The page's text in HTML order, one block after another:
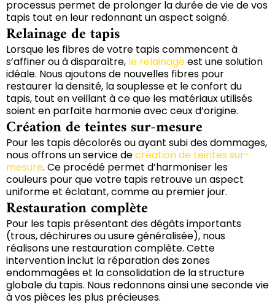
processus permet de prolonger la durée de vie de vos
tapis tout en leur redonnant un aspect soigné.
Relainage de tapis
Lorsque les fibres de votre tapis commencent à
s’affiner ou à disparaître, le relainageest une solution
idéale. Nous ajoutons de nouvelles fibres pour
restaurer la densité, la souplesse et le confort du
tapis, tout en veillant à ce que les matériaux utilisés
soient en parfaite harmonie avec ceux d’origine.
Création de teintes sur-mesure
Pour les tapis décolorés ou ayant subi des dommages,
nous offrons un service decréation de teintes sur-
mesure. Ce procédé permet d’harmoniser les
couleurs pour que votre tapis retrouve un aspect
uniforme et éclatant, comme au premier jour.
Restauration complète
Pour les tapis présentant des dégâts importants
(trous, déchirures ou usure généralisée), nous
réalisons une restauration complète. Cette
intervention inclut la réparation des zones
endommagées et la consolidation de la structure
globale du tapis. Nous redonnons ainsi une seconde vie
à vos pièces les plus précieuses.